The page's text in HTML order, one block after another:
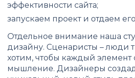
эффективности сайта;
запускаем проект и отдаем
Отдельное внимание наша
дизайну. Сценаристы – люди
хотим, чтобы каждый элемент
мышление. Дизайнеры